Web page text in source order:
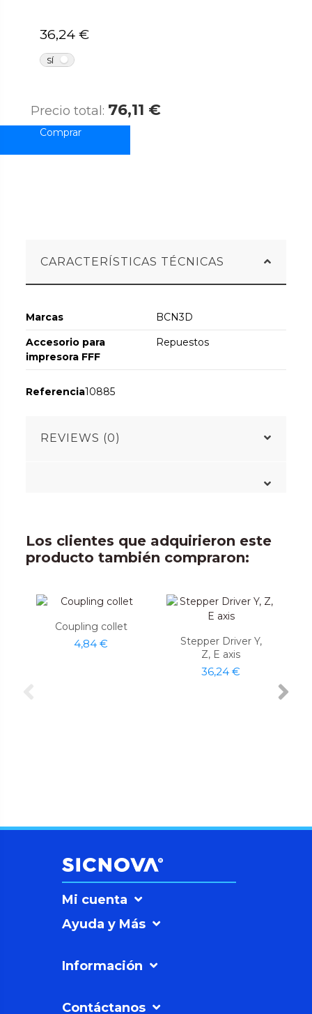
36,24 €
SÍ
Precio total: 76,11 €
CARACTERÍSTICAS TÉCNICAS
Marcas
BCN3D
Accesorio para
impresora FFF
Repuestos
Referencia10885
REVIEWS (0)
Los clientes que adquirieron este
producto también compraron:
Coupling collet
4,84 €
Stepper Driver Y,
Z, E axis
36,24 €
Mi cuenta
Ayuda y Más
Información
Contáctanos